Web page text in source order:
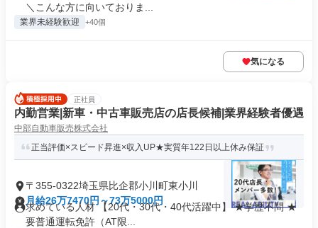
＼こんな方に向いておりま...
業界未経験歓迎 +40個
気になる
正社員
内勤営業|新車・中古車販売店の店長候補|業界経験者優遇
中部自動車販売株式会社
正当評価×スピード昇進×収入UP★実質年122日以上休み保証
〒355-0322埼玉県比企郡小川町東小川
月給26万7470円～73万5000円
求めている人材 【20代・30代・40代活躍中】 ★学歴不問 ★
要普通運転免許（AT限...